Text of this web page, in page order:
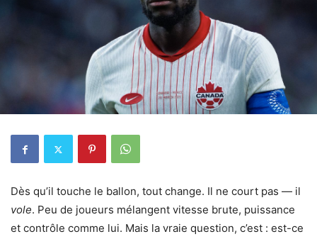
Dès qu’il touche le ballon, tout change. Il ne court pas — il
vole. Peu de joueurs mélangent vitesse brute, puissance
et contrôle comme lui. Mais la vraie question, c’est : est-ce